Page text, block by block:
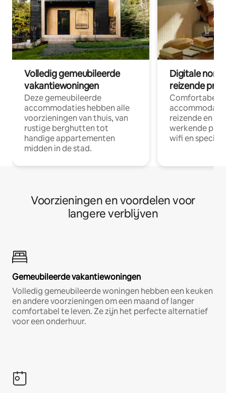
Volledig gemeubileerde
vakantiewoningen
Deze gemeubileerde
accommodaties hebben alle
voorzieningen van thuis, van
rustige berghutten tot
handige appartementen
midden in de stad.
Digitale
reizende
Comfortabele
reizende en
werkende
wifi en
Voorzieningen en voordelen voor
langere verblijven
Gemeubileerde vakantiewoningen
Volledig gemeubileerde woningen hebben een keuken
en andere voorzieningen om een maand of langer
comfortabel te leven. Ze zijn het perfecte alternatief
voor een onderhuur.